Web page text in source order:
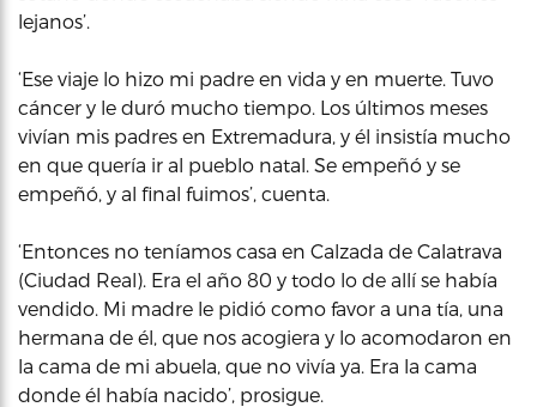
lejanos’.
‘Ese viaje lo hizo mi padre en vida y en muerte. Tuvo
cáncer y le duró mucho tiempo. Los últimos meses
vivían mis padres en Extremadura, y él insistía mucho
en que quería ir al pueblo natal. Se empeñó y se
empeñó, y al final fuimos’, cuenta.
‘Entonces no teníamos casa en Calzada de Calatrava
(Ciudad Real). Era el año 80 y todo lo de allí se había
vendido. Mi madre le pidió como favor a una tía, una
hermana de él, que nos acogiera y lo acomodaron en
la cama de mi abuela, que no vivía ya. Era la cama
donde él había nacido’, prosigue.